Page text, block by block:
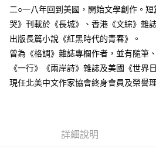
二○一八年回到美國，開始文學創作。
哭》刊載於《長城》、香港《文綜》雜誌
出版長篇小說《紅黑時代的青春》。
曾為《格調》雜誌專欄作者，並有隨筆
《一行》《兩岸詩》雜誌及美國《世界
現任北美中文作家協會終身會員及榮譽
詳細說明